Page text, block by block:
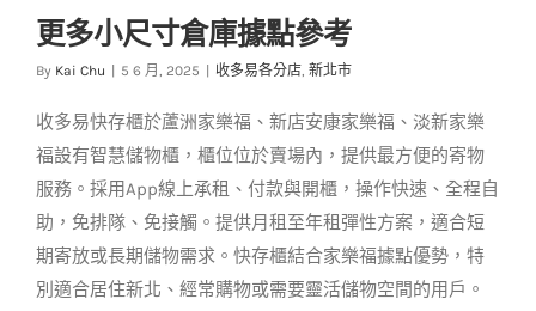
更多小尺寸倉庫據點
收多易各分店 新北市
更多小尺寸倉庫據點參考
By Kai Chu 5 6 月, 2025 收多易各分店, 新北市
收多易快存櫃於蘆洲家樂福、新店安康家樂福、淡新家樂
福設有智慧儲物櫃，櫃位位於賣場內，提供最方便的寄物
服務。採用App線上承租、付款與開櫃，操作快速、全程自
助，免排隊、免接觸。提供月租至年租彈性方案，適合短
期寄放或長期儲物需求。快存櫃結合家樂福據點優勢，特
別適合居住新北、經常購物或需要靈活儲物空間的用戶。